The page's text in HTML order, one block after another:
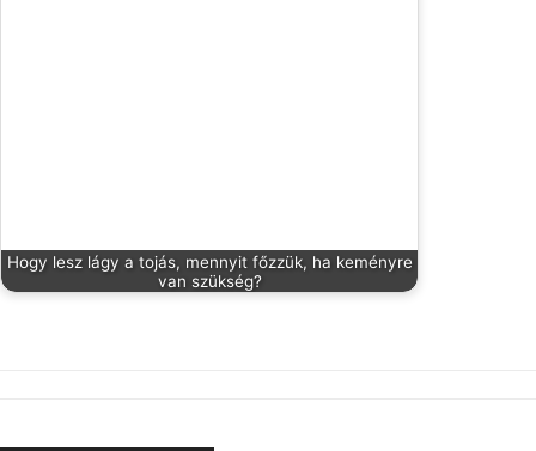
Hogy lesz lágy a tojás, mennyit főzzük, ha keményre
van szükség?